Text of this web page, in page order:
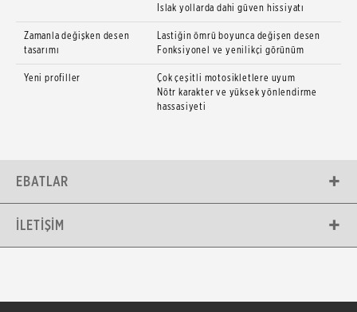
Islak yollarda dahi güven hissiyatı
Zamanla değişken desen
tasarımı
Lastiğin ömrü boyunca değişen desen
Fonksiyonel ve yenilikçi görünüm
Yeni profiller
Çok çeşitli motosikletlere uyum
Nötr karakter ve yüksek yönlendirme
hassasiyeti
EBATLAR
İLETIŞIM